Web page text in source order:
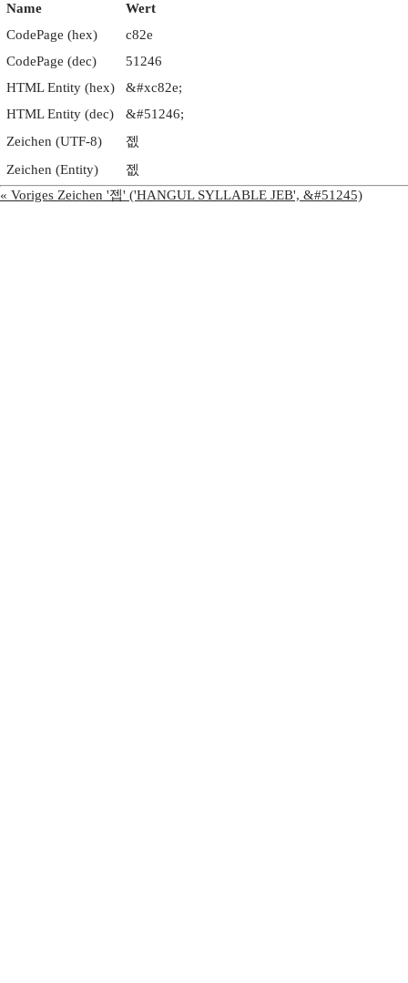
Name
Wert
CodePage (hex)
c82e
CodePage (dec)
51246
HTML Entity (hex)
&#xc82e;
HTML Entity (dec)
&#51246;
Zeichen (UTF-8)
젮
Zeichen (Entity)
젮
« Voriges Zeichen '젭' ('HANGUL SYLLABLE JEB', &#51245)